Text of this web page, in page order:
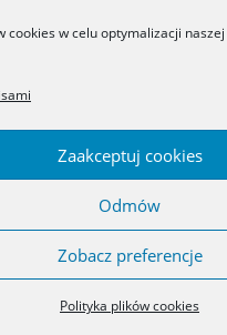
cookies w celu optymalizacji
Zaakceptuj cookies
Odmów
Zobacz preferencje
Polityka plików cookies